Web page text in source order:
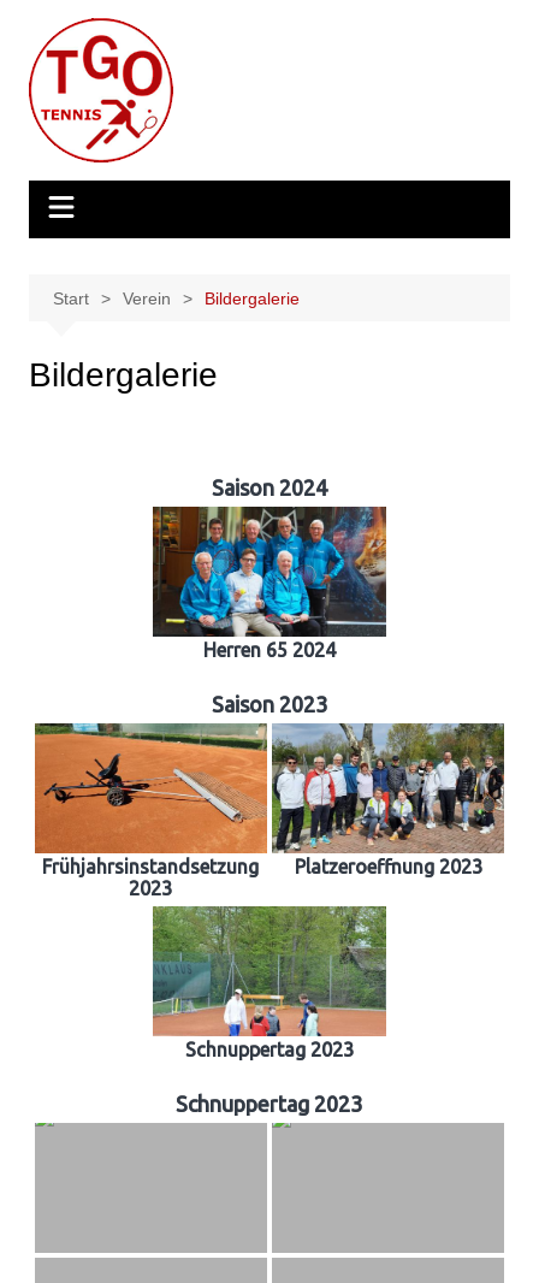
Inhalt
springen
Start Verein Bildergalerie
Bildergalerie
Saison 2024
Herren 65 2024
Saison 2023
Frühjahrsinstandsetzung
2023
Platzeroeffnung 2023
Schnuppertag 2023
Schnuppertag 2023